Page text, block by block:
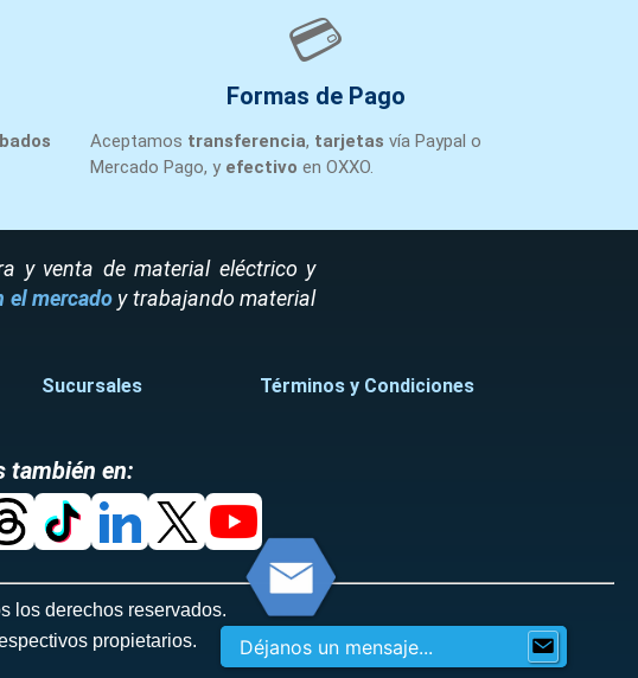
💳
Formas de Pago
Aceptamos transferencia, tarjetas vía Paypal o
Mercado Pago, y efectivo en OXXO.
y venta de material eléctrico y
el mercado y trabajando material
Sucursales Términos y Condiciones
también en:
los derechos reservados.
propietarios.
Déjanos un mensaje...